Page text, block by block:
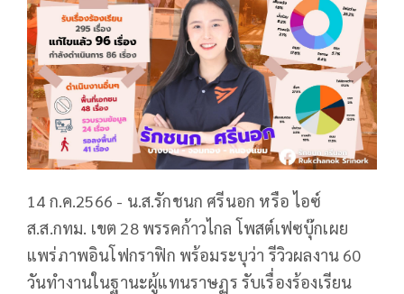
14 ก.ค.2566 - น.ส.รักชนก ศรีนอก หรือ ไอซ์
ส.ส.กทม. เขต 28 พรรคก้าวไกล โพสต์เฟซบุ๊กเผย
แพร่ภาพอินโฟกราฟิก พร้อมระบุว่า รีวิวผลงาน 60
วันทำงานในฐานะผู้แทนราษฏร รับเรื่องร้องเรียน